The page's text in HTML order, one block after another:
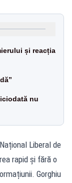
și reacția
nu
Liberal de
rapid și fără o
Gorghiu